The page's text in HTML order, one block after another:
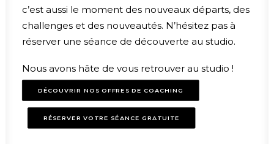
c’est aussi le moment des nouveaux départs, des
challenges et des nouveautés. N’hésitez pas à
réserver une séance de découverte au studio.
Nous avons hâte de vous retrouver au studio !
DÉCOUVRIR NOS OFFRES DE COACHING
RÉSERVER VOTRE SÉANCE GRATUITE